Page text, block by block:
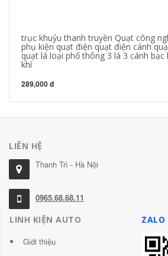
trục khuỷu thanh truyền Quạt công
phụ kiện quạt điện quạt điện cánh
quạt lá loại phổ thông 3 lá 3 cánh
khí
289,000 đ
LIÊN HỆ
Thanh Trì - Hà Nội
0965.68.68.11
LINH KIỆN AUTO
Giới thiệu
ZALO